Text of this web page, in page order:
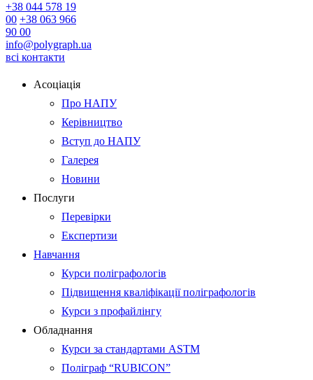
+38 044 578 19
00 +38 063 966
90 00
info@polygraph.ua
всі контакти
Асоціація
Про НАПУ
Керівництво
Вступ до НАПУ
Галерея
Новини
Послуги
Перевірки
Експертизи
Навчання
Курси поліграфологів
Підвищення кваліфікації поліграфологів
Курси з профайлінгу
Обладнання
Курси за стандартами ASTM
Поліграф “RUBICON”